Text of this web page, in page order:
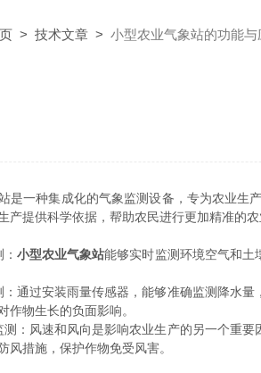
> 技术文章 > 小型农业气象站的功能与
一种集成化的气象监测设备，专为农业生产
产提供科学依据，帮助农民进行更加精准的
小型农业气象站能够实时监测环境空气和土
过安装雨量传感器，能够准确监测降水量
作物生长的负面影响。
风速和风向是影响农业生产的另一个重要
风措施，保护作物免受风害。